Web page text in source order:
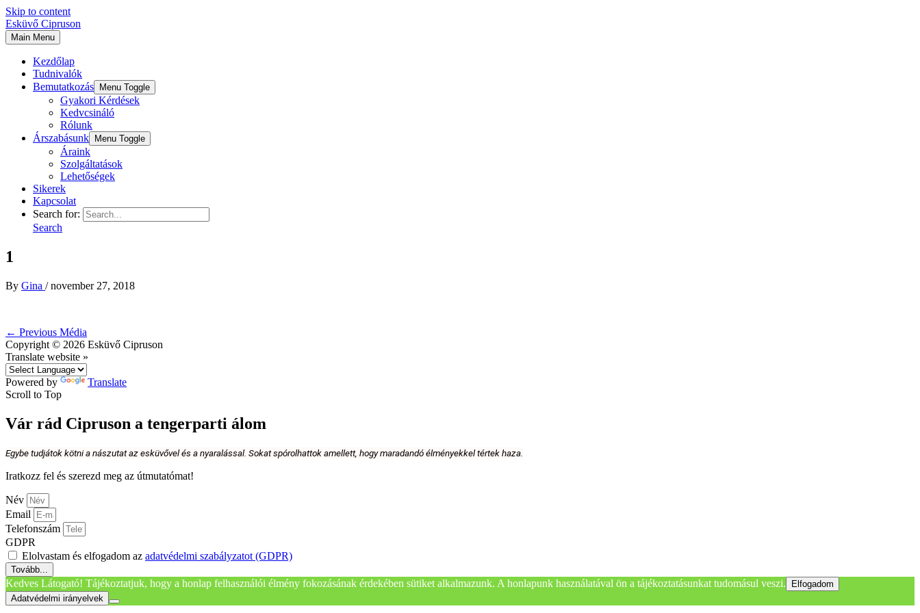
Skip to content
Esküvő Cipruson
Main Menu
Kezdőlap
Tudnivalók
Bemutatkozás
Menu Toggle
Gyakori Kérdések
Kedvcsináló
Rólunk
Árszabásunk
Menu Toggle
Áraink
Szolgáltatások
Lehetőségek
Sikerek
Kapcsolat
Search for:
Search
1
By Gina /november 27, 2018
← Previous Média
Copyright © 2026 Esküvő Cipruson
Translate website »
Powered by
Translate
Scroll to Top
Vár rád Cipruson a tengerparti álom
Egybe tudjátok kötni a nászutat az esküvővel és a nyaralással. Sokat spórolhattok amellett, hogy maradandó élményekkel tértek haza.
Iratkozz fel és szerezd meg az útmutatómat!
Név
Email
Telefonszám
GDPR
Elolvastam és elfogadom az adatvédelmi szabályzatot (GDPR)
Tovább...
Kedves Látogató! Tájékoztatjuk, hogy a honlap felhasználói élmény fokozásának érdekében sütiket alkalmazunk. A honlapunk használatával ön a tájékoztatásunkat tudomásul veszi.
Elfogadom
Adatvédelmi irányelvek